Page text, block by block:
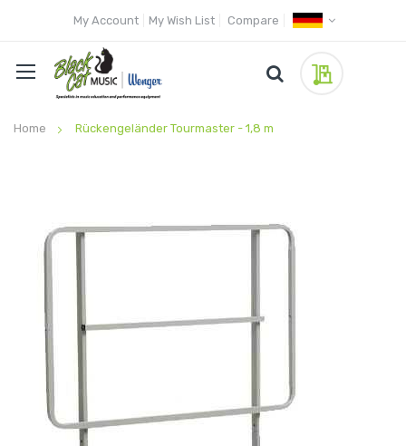
My Account My Wish List Compare
Home Rückengeländer Tourmaster - 1,8 m